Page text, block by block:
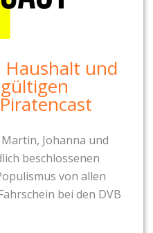
und
Johanna und
beschlossenen
von allen
bei den DVB